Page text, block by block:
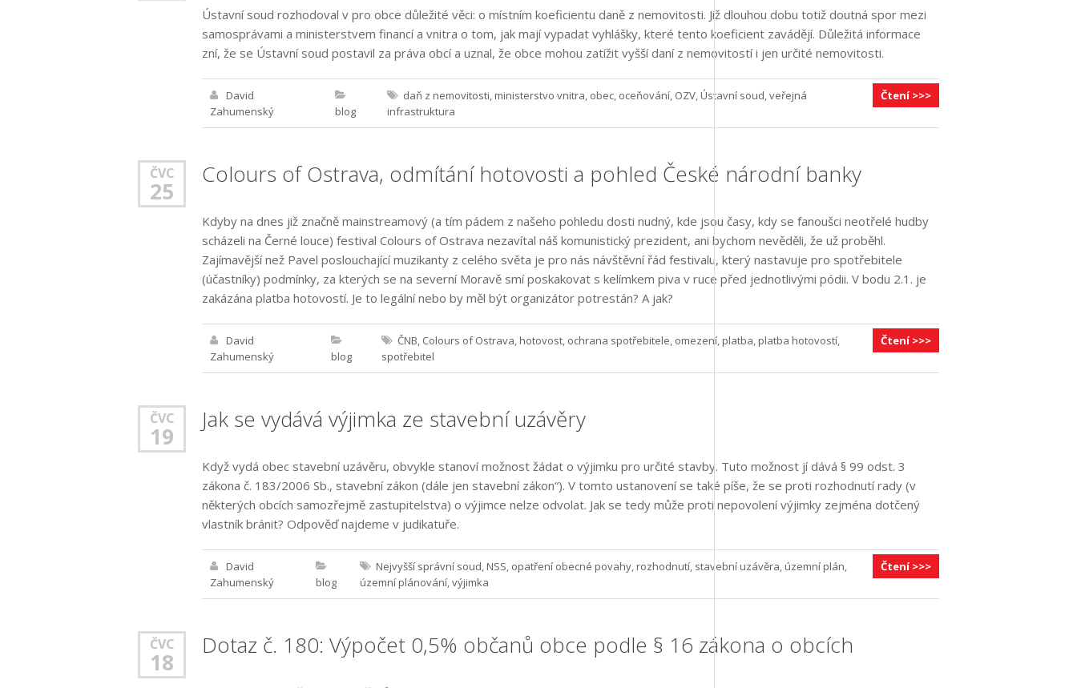
Ústavní soud rozhodoval v pro obce důležité věci: o místním koeficientu daně z nemovitosti. Již dlouhou dobu totiž doutná spor mezi
samosprávami a ministerstvem financí a vnitra o tom, jak mají vypadat vyhlášky, které tento koeficient zavádějí. Důležitá informace
zní, že se Ústavní soud postavil za práva obcí a uznal, že obce mohou zatížit vyšší daní z nemovitostí i jen určité nemovitosti.
David
Zahumenský
blog
daň z nemovitosti, ministerstvo vnitra, obec, oceňování, OZV, Ústavní soud,veřejná
infrastruktura
Čtení >>>
ČVC
25
Colours of Ostrava, odmítání hotovosti a pohled České národní banky
Kdyby na dnes již značně mainstreamový (a tím pádem z našeho pohledu dosti nudný, kde jsou časy, kdy se fanoušci neotřelé hudby
scházeli na Černé louce) festival Colours of Ostrava nezavítal náš komunistický prezident, ani bychom nevěděli, že už proběhl.
Zajímavější než Pavel poslouchající muzikanty z celého světa je pro nás návštěvní řád festivalu, který nastavuje pro spotřebitele
(účastníky) podmínky, za kterých se na severní Moravě smí poskakovat s kelímkem piva v ruce před jednotlivými pódii. V bodu 2.1. je
zakázána platba hotovostí. Je to legální nebo by měl být organizátor potrestán? A jak?
David
Zahumenský
blog
ČNB, Colours of Ostrava, hotovost, ochrana spotřebitele, omezení, platba, platba hotovostí,
spotřebitel
Čtení >>>
ČVC
19
Jak se vydává výjimka ze stavební uzávěry
Když vydá obec stavební uzávěru, obvykle stanoví možnost žádat o výjimku pro určité stavby. Tuto možnost jí dává § 99 odst. 3
zákona č. 183/2006 Sb., stavební zákon (dále jen stavební zákon“). V tomto ustanovení se také píše, že se proti rozhodnutí rady (v
některých obcích samozřejmě zastupitelstva) o výjimce nelze odvolat. Jak se tedy může proti nepovolení výjimky zejména dotčený
vlastník bránit? Odpověď najdeme v judikatuře.
David
Zahumenský
blog
Nejvyšší správní soud, NSS, opatření obecné povahy, rozhodnutí, stavební uzávěra, územní plán,
územní plánování,výjimka
Čtení >>>
ČVC
18
Dotaz č. 180: Výpočet 0,5% občanů obce podle § 16 zákona o obcích